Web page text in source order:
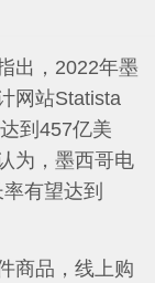
，2022年墨
网站Statista
到457亿美
为，墨西哥电
有望达到
品，线上购